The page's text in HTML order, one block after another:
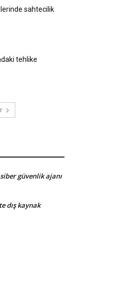
sahtecilik
tehlike
güvenlik ajanı
dış kaynak